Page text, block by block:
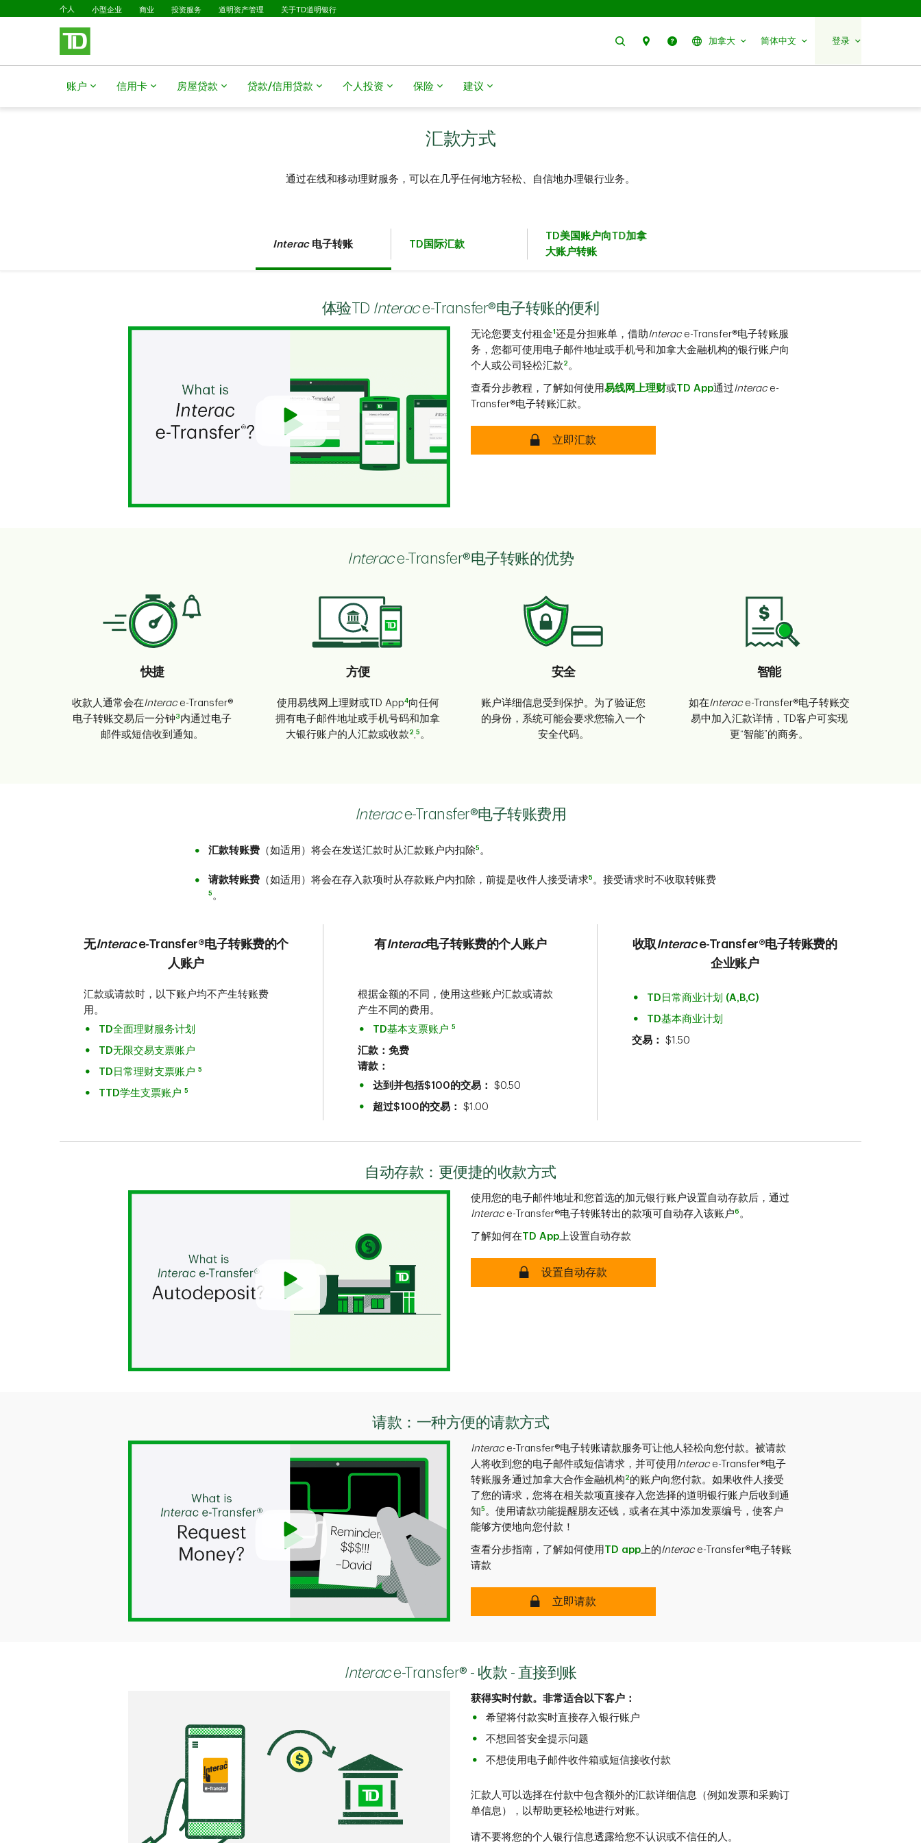
跳转到主要内容
个人 已选择小型企业 商业 投资服务 道明资产管理 关于TD道明银行
搜索 分行预约帮助 加拿大 简体中文 登录
账户 信用卡 房屋贷款 贷款/信用贷款 个人投资 保险 建议
汇款方式
通过在线和移动理财服务，可以在几乎任何地方轻松、自信地办理银行业务。
Interac电子转账 TD国际汇款
TD美国账户向TD加拿
大账户转账
体验TD Interace-Transfer®电子转账的便利
无论您要支付租金1 还是分担账单，借助Interace-Transfer®电子转账服
务，您都可使用电子邮件地址或手机号和加拿大金融机构的银行账户向
个人或公司轻松汇款 2 。
查看分步教程，了解如何使用易线网上理财或TD App通过Interace-
Transfer®电子转账汇款。
安全 立即汇款
Interace-Transfer®电子转账的优势
快捷
收款人通常会在Interace-Transfer®
电子转账交易后一分钟 3 内通过电子
邮件或短信收到通知。
方便
使用易线网上理财或TD App4向任何
拥有电子邮件地址或手机号码和加拿
大银行账户的人汇款或收款 2 ,5 。
安全
账户详细信息受到保护。为了验证您
的身份，系统可能会要求您输入一个
安全代码。
智能
如在Interace-Transfer®电子转账交
易中加入汇款详情，TD客户可实现
更“智能”的商务。
Interace-Transfer®电子转账费用
汇款转账费 （如适用）将会在发送汇款时从汇款账户内扣除5 。
请款转账费 （如适用）将会在存入款项时从存款账户内扣除，前提是收件人接受请求5 。接受请求时不收取转账费
5 。
无Interace-Transfer®电子转账费的个
人账户
汇款或请款时，以下账户均不产生转账费
用。
TD全面理财服务计划
TD无限交易支票账户
TD日常理财支票账户 5
TTD学生支票账户 5
有Interac电子转账费的个人账户
根据金额的不同，使用这些账户汇款或请款
产生不同的费用。
TD基本支票账户 5
汇款：免费
请款：
达到并包括$100的交易：
$0.50
超过$100的交易： $1.00
收取Interace-Transfer®电子转账费的
企业账户
TD日常商业计划 (A,B,C)
TD基本商业计划
交易： $1.50
自动存款：更便捷的收款方式
使用您的电子邮件地址和您首选的加元银行账户设置自动存款后，通过
Interace-Transfer®电子转账转出的款项可自动存入该账户6 。
了解如何在TD App上设置自动存款
安全 设置自动存款
请款：一种方便的请款方式
Interace-Transfer®电子转账请款服务可让他人轻松向您付款。被请款
人将收到您的电子邮件或短信请求，并可使用 Interace-Transfer®电子
转账服务通过加拿大合作金融机构 2 的账户向您付款。如果收件人接受
了您的请求，您将在相关款项直接存入您选择的道明银行账户后收到通
知5 。使用请款功能提醒朋友还钱，或者在其中添加发票编号，使客户
能够方便地向您付款！
查看分步指南，了解如何使用 TD app上的Interace-Transfer®电子转账
请款
安全 立即请款
Interace-Transfer® - 收款 - 直接到账
获得实时付款。非常适合以下客户：
希望将付款实时直接存入银行账户
不想回答安全提示问题
不想使用电子邮件收件箱或短信接收付款
汇款人可以选择在付款中包含额外的汇款详细信息（例如发票和采购订
单信息），以帮助更轻松地进行对账。
请不要将您的个人银行信息透露给您不认识或不信任的人。